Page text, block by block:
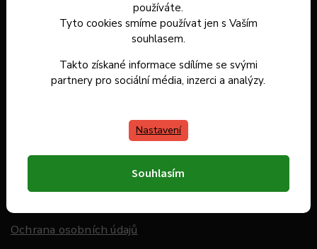
používáte.
Tyto cookies smíme používat jen s Vaším
souhlasem.
Takto získané informace sdílíme se svými
partnery pro sociální média, inzerci a analýzy.
Nastavení
Souhlasím
Doprava a platba
Ochrana osobních údajů